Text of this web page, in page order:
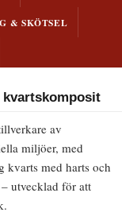
& SKÖTSEL
kvartskomposit
av
miljöer, med
kvarts med harts och
utvecklad för att